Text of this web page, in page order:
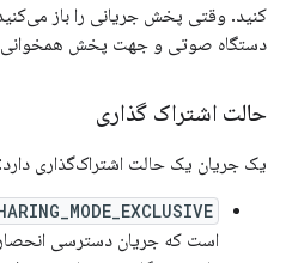
کنید. وقتی پخش جریانی را باز
دستگاه صوتی و جهت پخش همخوانی
حالت اشتراک گذاری
یک جریان یک حالت اشتراک‌گذاری دارد:
است که جریان دسترسی